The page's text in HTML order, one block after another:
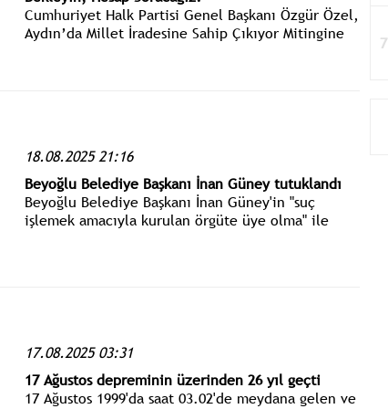
Cumhuriyet Halk Partisi Genel Başkanı Özgür Özel,
Aydın’da Millet İradesine Sahip Çıkıyor Mitingine
18.08.2025 21:16
Beyoğlu Belediye Başkanı İnan Güney tutuklandı
Beyoğlu Belediye Başkanı İnan Güney'in "suç
işlemek amacıyla kurulan örgüte üye olma" ile
17.08.2025 03:31
17 Ağustos depreminin üzerinden 26 yıl geçti
17 Ağustos 1999'da saat 03.02'de meydana gelen ve